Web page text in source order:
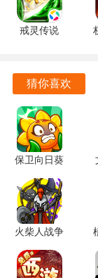
技能方面
方的攻击还是进
天命：兼具回复
证团队的续航能
怒气则可以使郭
在关键时刻能起
阵容搭配方面
与高输出武将搭
形成强大的输出
戒灵传说
猜你喜欢
保卫向日葵
v1.3 安卓
版
火柴人战争
遗产3
2026.5.2407